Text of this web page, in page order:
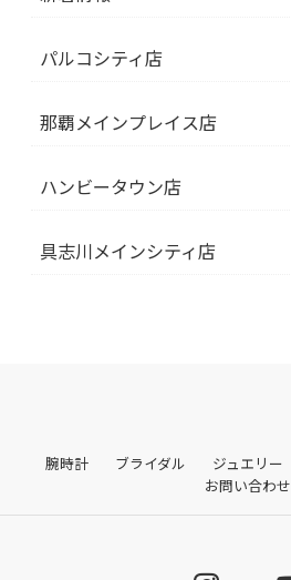
パルコシティ店
那覇メインプレイス店
ハンビータウン店
具志川メインシティ店
腕時計 ブライダル ジュエリー
お問い合わせ